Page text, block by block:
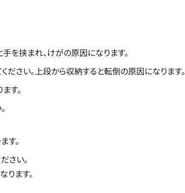
を挟まれ、けがの原因になります。
ださい。上段から収納すると転倒の原因になります。
す。
す。
さい。
ます。